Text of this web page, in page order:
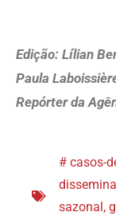
Edição: Lílian
Paula
Repórter da
# casos-
sazonal ,